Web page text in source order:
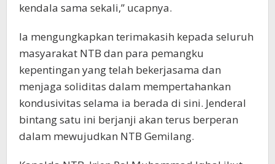
kendala sama sekali,” ucapnya.
Ia mengungkapkan terimakasih kepada seluruh
masyarakat NTB dan para pemangku
kepentingan yang telah bekerjasama dan
menjaga soliditas dalam mempertahankan
kondusivitas selama ia berada di sini. Jenderal
bintang satu ini berjanji akan terus berperan
dalam mewujudkan NTB Gemilang.